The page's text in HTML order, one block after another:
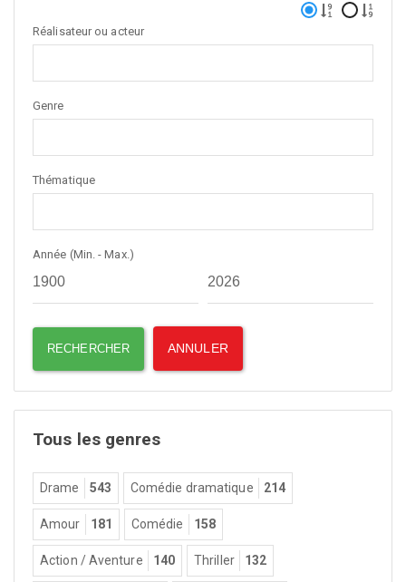
Réalisateur ou acteur
Genre
Thématique
Année (Min. - Max.)
Tous les genres
Drame 543 Comédie dramatique 214
Amour 181 Comédie 158
Action / Aventure 140 Thriller 132